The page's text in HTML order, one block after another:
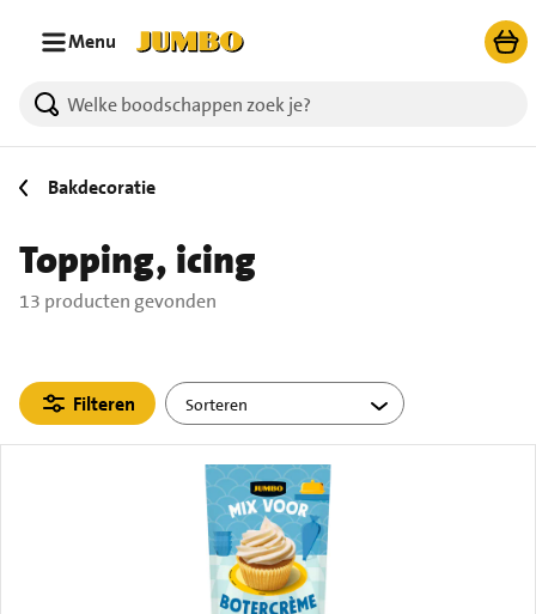
Menu
13 producten gevonden.
Bakdecoratie
Topping, icing
13 producten gevonden
Filteren